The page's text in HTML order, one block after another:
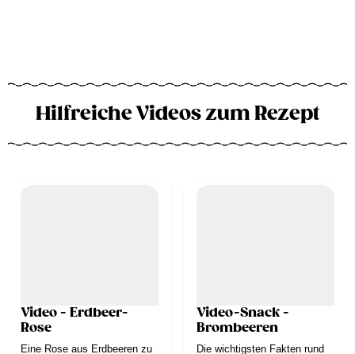
Hilfreiche Videos zum Rezept
Video - Erdbeer-
Rose
Eine Rose aus Erdbeeren zu
Video-Snack -
Brombeeren
Die wichtigsten Fakten rund